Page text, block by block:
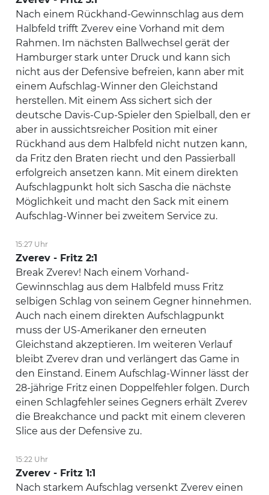
Nach einem Rückhand-Gewinnschlag aus dem
Halbfeld trifft Zverev eine Vorhand mit dem
Rahmen. Im nächsten Ballwechsel gerät der
Hamburger stark unter Druck und kann sich
nicht aus der Defensive befreien, kann aber mit
einem Aufschlag-Winner den Gleichstand
herstellen. Mit einem Ass sichert sich der
deutsche Davis-Cup-Spieler den Spielball, den er
aber in aussichtsreicher Position mit einer
Rückhand aus dem Halbfeld nicht nutzen kann,
da Fritz den Braten riecht und den Passierball
erfolgreich ansetzen kann. Mit einem direkten
Aufschlagpunkt holt sich Sascha die nächste
Möglichkeit und macht den Sack mit einem
Aufschlag-Winner bei zweitem Service zu.
15:27 Uhr
Zverev - Fritz 2:1
Break Zverev! Nach einem Vorhand-
Gewinnschlag aus dem Halbfeld muss Fritz
selbigen Schlag von seinem Gegner hinnehmen.
Auch nach einem direkten Aufschlagpunkt
muss der US-Amerikaner den erneuten
Gleichstand akzeptieren. Im weiteren Verlauf
bleibt Zverev dran und verlängert das Game in
den Einstand. Einem Aufschlag-Winner lässt der
28-jährige Fritz einen Doppelfehler folgen. Durch
einen Schlagfehler seines Gegners erhält Zverev
die Breakchance und packt mit einem cleveren
Slice aus der Defensive zu.
15:22 Uhr
Zverev - Fritz 1:1
Nach starkem Aufschlag versenkt Zverev einen